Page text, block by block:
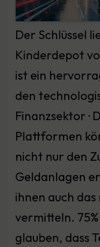
Der Schlüssel
Kinderdepot
ist ein
den
Finanzsektor ·
Plattformen
nicht nur den
Geldanlagen
ihnen auch
vermitteln.
glauben, dass